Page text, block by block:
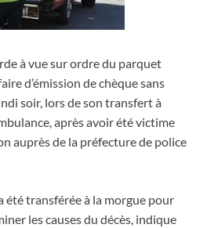
à vue sur ordre du parquet
d’émission de chèque sans
soir, lors de son transfert à
après avoir été victime
auprès de la préfecture de police
été transférée à la morgue pour
les causes du décès, indique